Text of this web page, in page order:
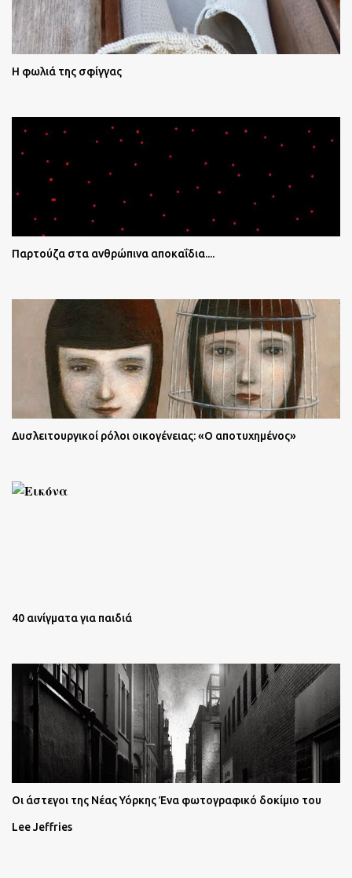
Η φωλιά της σφίγγας
Παρτούζα στα ανθρώπινα αποκαΐδια....
Δυσλειτουργικοί ρόλοι οικογένειας: «Ο αποτυχημένος»
40 αινίγματα για παιδιά
Oι άστεγοι της Νέας Υόρκης Ένα φωτογραφικό δοκίμιο του
Lee Jeffries